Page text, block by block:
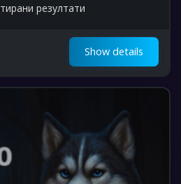
резултати
Show details